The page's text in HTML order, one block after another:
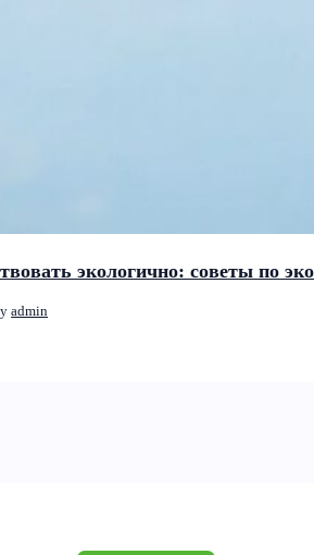
экологично: советы по
admin